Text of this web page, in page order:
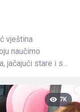
vještina
naučimo
jačajući stare i s...
7K